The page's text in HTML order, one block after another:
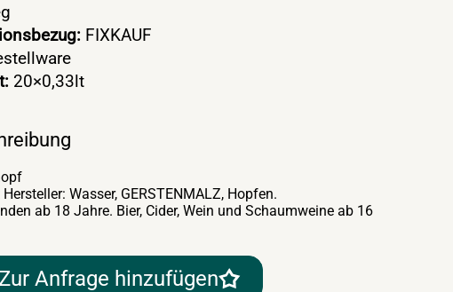
FIXKAUF
20×0,33lt
Wasser, GERSTENMALZ, Hopfen.
ab 18 Jahre. Bier, Cider, Wein und Schaumweine ab 16
Zur Anfrage hinzufügen